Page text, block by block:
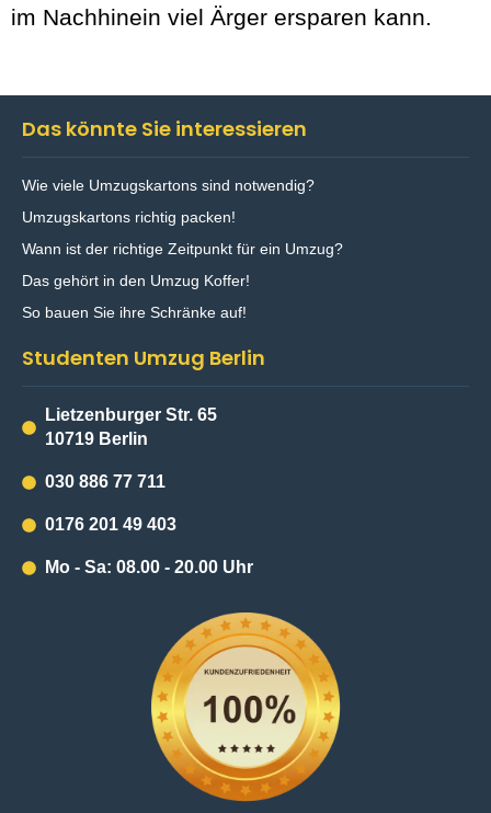
im Nachhinein viel Ärger ersparen kann.
Das könnte Sie interessieren
Wie viele Umzugskartons sind notwendig?
Umzugskartons richtig packen!
Wann ist der richtige Zeitpunkt für ein Umzug?
Das gehört in den Umzug Koffer!
So bauen Sie ihre Schränke auf!
Studenten Umzug Berlin
Lietzenburger Str. 65
10719 Berlin
030 886 77 711
0176 201 49 403
Mo - Sa: 08.00 - 20.00 Uhr